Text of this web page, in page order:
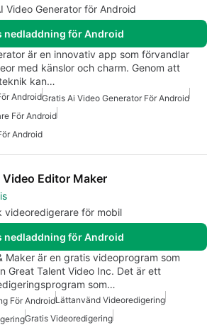
Video Generator för Android
nedladdning för Android
är en innovativ app som förvandlar
med känslor och charm. Genom att
kan…
AndroidGratis Ai Video Generator För Android
För Android
Android
Video Editor Maker
videoredigerare för mobil
nedladdning för Android
Maker är en gratis videoprogram som
Great Talent Video Inc. Det är ett
som…
För AndroidLättanvänd Videoredigering
Gratis Videoredigering